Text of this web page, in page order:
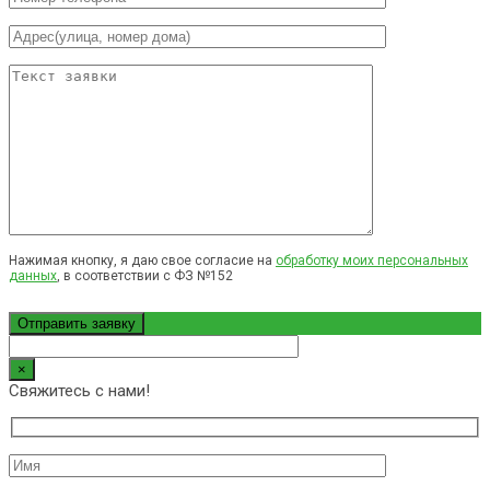
Нажимая кнопку, я даю свое согласие на обработку моих персональных
данных, в соответствии с ФЗ №152
×
Свяжитесь с нами!